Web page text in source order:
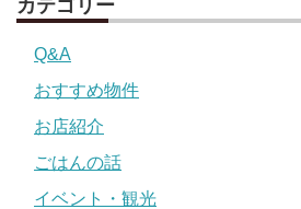
カテゴリー
Q&A
おすすめ物件
お店紹介
ごはんの話
イベント・観光